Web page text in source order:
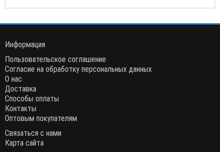
Информация
Пользовательское соглашение
Согласие на обработку персональных данных
О нас
Доставка
Способы оплаты
Контакты
Оптовым покупателям
Связаться с нами
Карта сайта